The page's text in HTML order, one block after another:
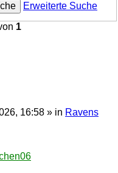
Erweiterte Suche
1
16:58 » in Ravens